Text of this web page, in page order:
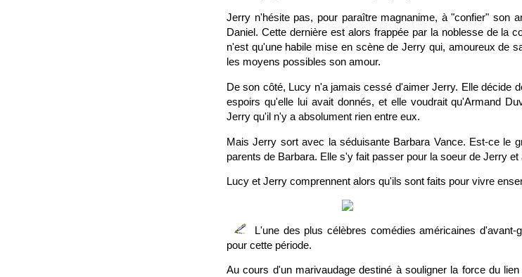
Jerry n'hésite pas, pour paraître magnanime, à "confier" son
Daniel. Cette dernière est alors frappée par la noblesse de la
n'est qu'une habile mise en scène de Jerry qui, amoureux de
les moyens possibles son amour.
De son côté, Lucy n'a jamais cessé d'aimer Jerry. Elle décide
espoirs qu'elle lui avait donnés, et elle voudrait qu'Armand
Jerry qu'il n'y a absolument rien entre eux.
Mais Jerry sort avec la séduisante Barbara Vance. Est-ce le
parents de Barbara. Elle s'y fait passer pour la soeur de Jerry
Lucy et Jerry comprennent alors qu'ils sont faits pour vivre
L'une des plus célèbres comédies américaines
pour cette période.
Au cours d'un marivaudage destiné à souligner la force du